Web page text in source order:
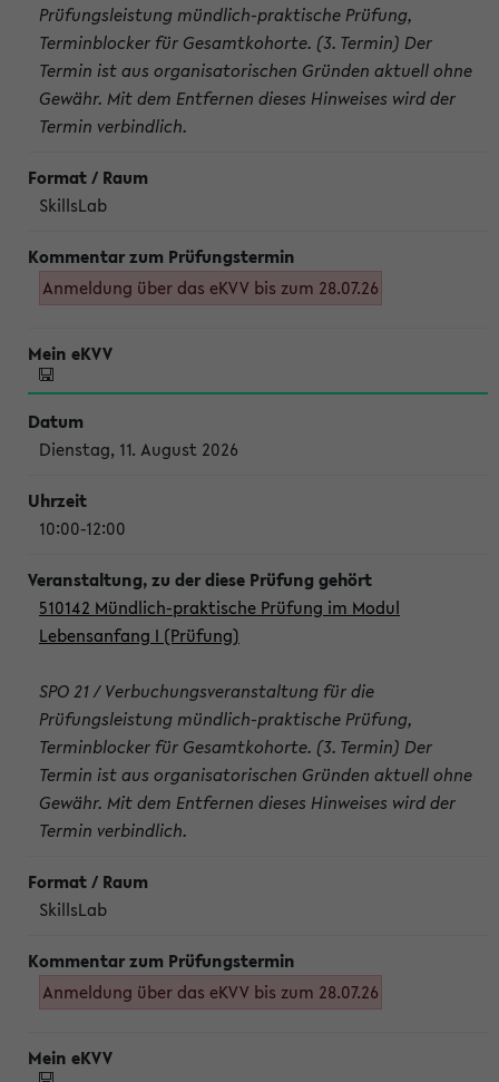
Prüfungsleistung mündlich-praktische Prüfung,
Terminblocker für Gesamtkohorte. (3. Termin) Der
Termin ist aus organisatorischen Gründen aktuell ohne
Gewähr. Mit dem Entfernen dieses Hinweises wird der
Termin verbindlich.
SkillsLab
Anmeldung über das eKVV bis zum 28.07.26
Dienstag, 11. August 2026
10:00-12:00
510142 Mündlich-praktische Prüfung im Modul
Lebensanfang I (Prüfung)
SPO 21 / Verbuchungsveranstaltung für die
Prüfungsleistung mündlich-praktische Prüfung,
Terminblocker für Gesamtkohorte. (3. Termin) Der
Termin ist aus organisatorischen Gründen aktuell ohne
Gewähr. Mit dem Entfernen dieses Hinweises wird der
Termin verbindlich.
SkillsLab
Anmeldung über das eKVV bis zum 28.07.26